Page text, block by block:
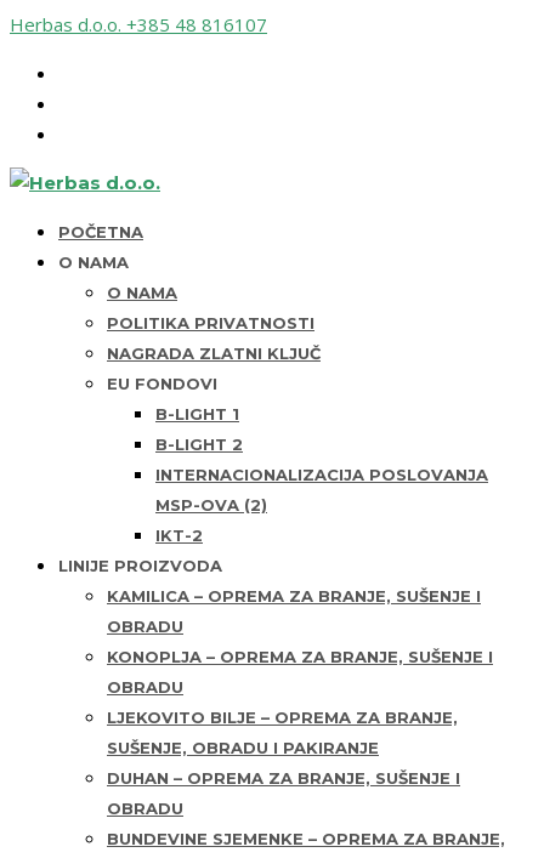
Herbas d.o.o. +385 48 816107
POČETNA
O NAMA
O NAMA
POLITIKA PRIVATNOSTI
NAGRADA ZLATNI KLJUČ
EU FONDOVI
B-LIGHT 1
B-LIGHT 2
INTERNACIONALIZACIJA POSLOVANJA
MSP-OVA (2)
IKT-2
LINIJE PROIZVODA
KAMILICA – OPREMA ZA BRANJE, SUŠENJE I
OBRADU
KONOPLJA – OPREMA ZA BRANJE, SUŠENJE I
OBRADU
LJEKOVITO BILJE – OPREMA ZA BRANJE,
SUŠENJE, OBRADU I PAKIRANJE
DUHAN – OPREMA ZA BRANJE, SUŠENJE I
OBRADU
BUNDEVINE SJEMENKE – OPREMA ZA BRANJE,